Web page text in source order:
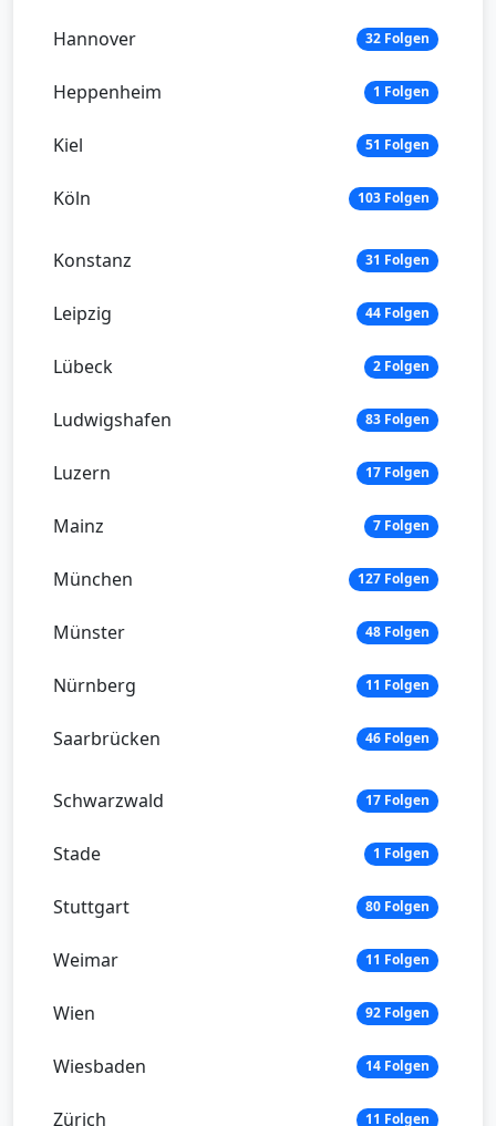
Hannover 32 Folgen
Heppenheim 1 Folgen
Kiel 51 Folgen
Köln 103 Folgen
Konstanz 31 Folgen
Leipzig 44 Folgen
Lübeck 2 Folgen
Ludwigshafen 83 Folgen
Luzern 17 Folgen
Mainz 7 Folgen
München 127 Folgen
Münster 48 Folgen
Nürnberg 11 Folgen
Saarbrücken 46 Folgen
Schwarzwald 17 Folgen
Stade 1 Folgen
Stuttgart 80 Folgen
Weimar 11 Folgen
Wien 92 Folgen
Wiesbaden 14 Folgen
Zürich 11 Folgen